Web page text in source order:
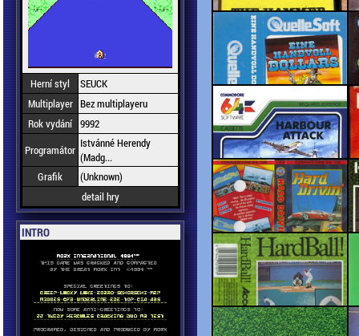
Herní styl
SEUCK
Multiplayer Bez multiplayeru
Rok vydání 9992
Programátor Istvánné Herendy
(Madg...
Grafik
(Unknown)
detail hry
INTRO